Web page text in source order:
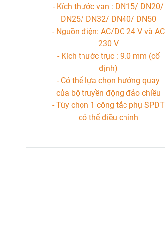
- Kích thước van : DN15/ DN20/
DN25/ DN32/ DN40/ DN50
- Nguồn điện: AC/DC 24 V và AC
230 V
- Kích thước trục : 9.0 mm (cố
định)
- Có thể lựa chọn hướng quay
của bộ truyền động đảo chiều
- Tùy chọn 1 công tắc phụ SPDT
có thể điều chỉnh